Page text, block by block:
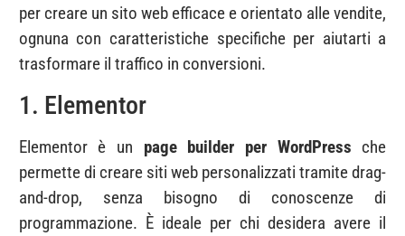
per creare un sito web efficace e orientato alle vendite,
ognuna con caratteristiche specifiche per aiutarti a
trasformare il traffico in conversioni.
1. Elementor
Elementor è un page builder per WordPress che
permette di creare siti web personalizzati tramite drag-
and-drop, senza bisogno di conoscenze di
programmazione. È ideale per chi desidera avere il